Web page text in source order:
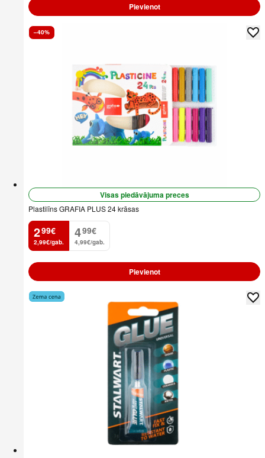
Pievienot
–40%
Visas piedāvājuma preces
Plastilīns GRAFIA PLUS 24 krāsas
2
. 99€
2,99€/gab.
4
. 99€
4,99€/gab.
Pievienot